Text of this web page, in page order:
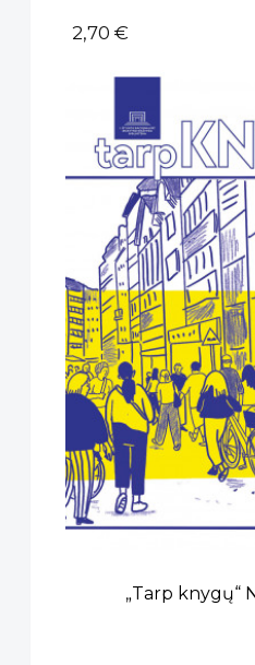
2,70 €
„Tarp knygų“